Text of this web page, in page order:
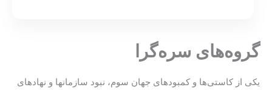
گروه‌های سره‌گرا
یکی از کاستی‌ها و کمبودهای جهان سوم، نبود سازمانها و نهادهای